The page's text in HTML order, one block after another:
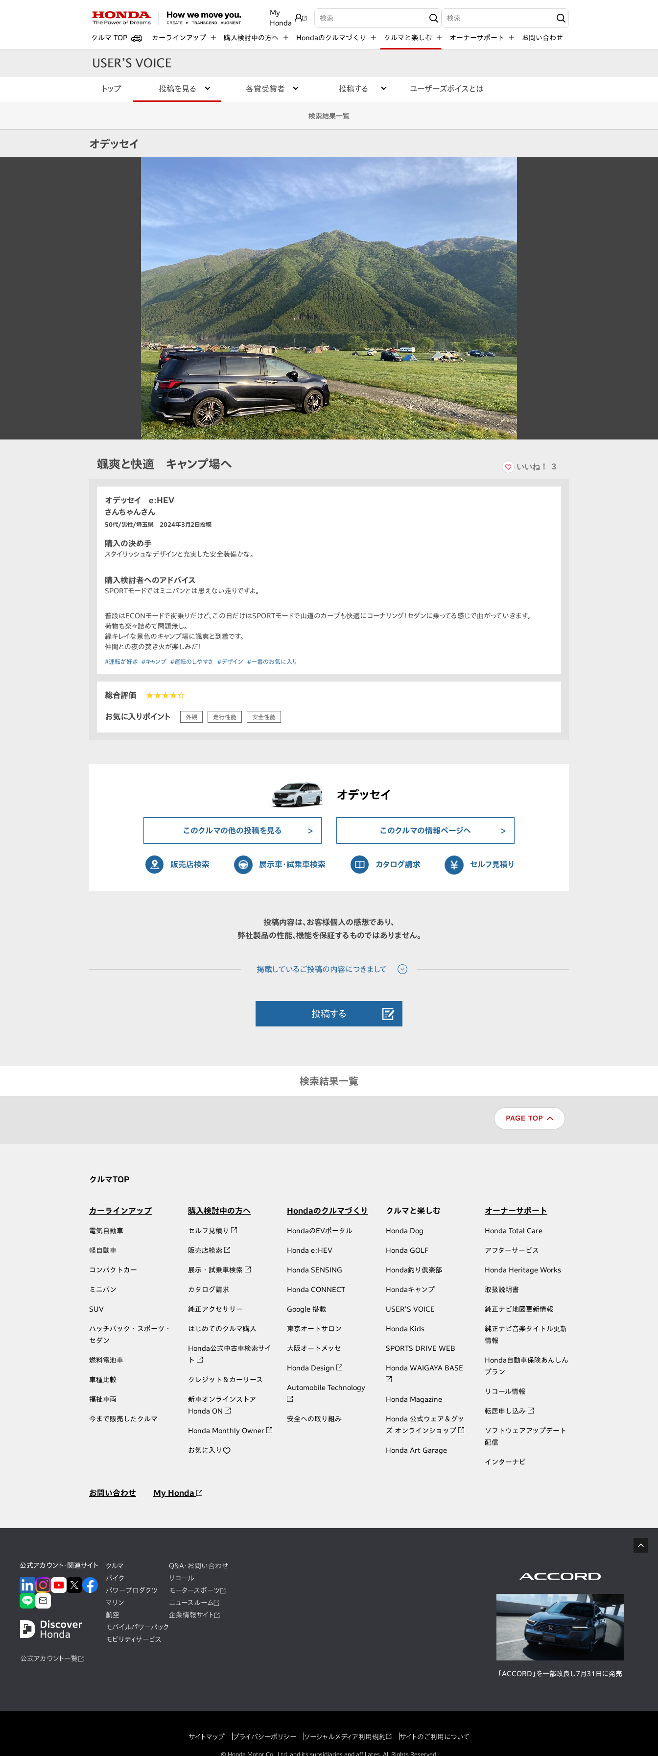
My
Honda
検索キーワード入力 検索キーワード入力
クルマ TOP カーラインアップ 購入検討中の方へ Hondaのクルマづくり クルマと楽しむ オーナーサポート お問い合わせ
トップ 投稿を見る 各賞受賞者 投稿する ユーザーズボイスとは
検索結果一覧
オデッセイ
颯爽と快適 キャンプ場へ いいね！ 3
オデッセイ e:HEV
さんちゃんさん
50代/男性/埼玉県 2024年3月2日投稿
購入の決め手
スタイリッシュなデザインと充実した安全装備かな。
購入検討者へのアドバイス
SPORTモードではミニバンとは思えない走りですよ。
普段はECONモードで街乗りだけど、この日だけはSPORTモードで山道のカーブも快適にコーナリング！セダンに乗ってる感じで曲がっていきます。
荷物も楽々詰めて問題無し。
緑キレイな景色のキャンプ場に颯爽と到着です。
仲間との夜の焚き火が楽しみだ！
#運転が好き #キャンプ #運転のしやすさ #デザイン #一番のお気に入り
総合評価 ★★★★☆
お気に入りポイント 外観 走行性能 安全性能
オデッセイ
このクルマの他の投稿を見る このクルマの情報ページへ
販売店検索 展示車・試乗車検索 カタログ請求 セルフ見積り
投稿内容は、お客様個人の感想であり、
弊社製品の性能、機能を保証するものではありません。
投稿する
検索結果一覧
クルマTOP
カーラインアップ
電気自動車
軽自動車
コンパクトカー
ミニバン
SUV
ハッチバック・スポーツ・
セダン
燃料電池車
車種比較
福祉車両
今まで販売したクルマ
購入検討中の方へ
セルフ見積り
販売店検索
展示・試乗車検索
カタログ請求
純正アクセサリー
はじめてのクルマ購入
Honda公式中古車検索サイ
ト
クレジット＆カーリース
新車オンラインストア
Honda ON
Honda Monthly Owner
お気に入り
Hondaのクルマづくり
HondaのEVポータル
Honda e:HEV
Honda SENSING
Honda CONNECT
Google 搭載
東京オートサロン
大阪オートメッセ
Honda Design
Automobile Technology
安全への取り組み
クルマと楽しむ
Honda Dog
Honda GOLF
Honda釣り倶楽部
Hondaキャンプ
USER'S VOICE
Honda Kids
SPORTS DRIVE WEB
Honda WAIGAYA BASE
Honda Magazine
Honda 公式ウェア＆グッ
ズ オンラインショップ
Honda Art Garage
オーナーサポート
Honda Total Care
アフターサービス
Honda Heritage Works
取扱説明書
純正ナビ地図更新情報
純正ナビ音楽タイトル更新
情報
Honda自動車保険あんしん
プラン
リコール情報
転居申し込み
ソフトウェアアップデート
配信
インターナビ
お問い合わせ My Honda
公式アカウント・関連サイト
公式アカウント一覧
クルマ
バイク
パワープロダクツ
マリン
航空
モバイルパワーパック
モビリティサービス
Q&A・お問い合わせ
リコール
モータースポーツ
ニュースルーム
企業情報サイト
「ACCORD」を一部改良し7月31日に発売
サイトマップ プライバシーポリシー ソーシャルメディア利用規約 サイトのご利用について
© Honda Motor Co., Ltd. and its subsidiaries and affiliates. All Rights Reserved.